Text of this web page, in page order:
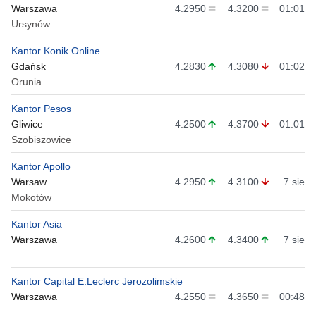
Warszawa
Ursynów
4.2950 4.3200 01:01
Kantor Konik Online
Gdańsk
Orunia
4.2830 4.3080 01:02
Kantor Pesos
Gliwice
Szobiszowice
4.2500 4.3700 01:01
Kantor Apollo
Warsaw
Mokotów
4.2950 4.3100 7 sie
Kantor Asia
Warszawa
4.2600 4.3400 7 sie
Kantor Capital E.Leclerc Jerozolimskie
Warszawa
4.2550 4.3650 00:48